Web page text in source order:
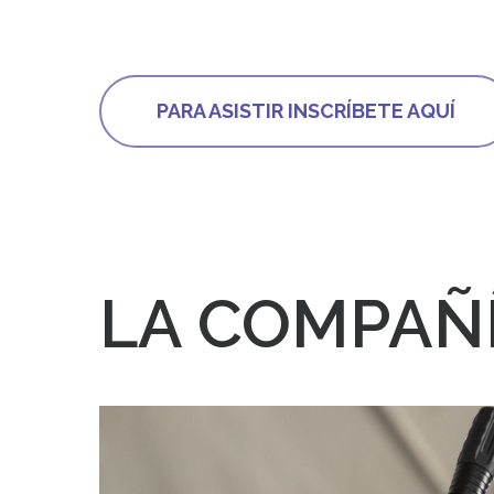
PARA ASISTIR INSCRÍBETE AQUÍ
LA